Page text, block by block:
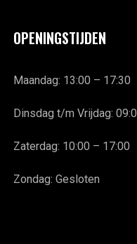
OPENINGSTIJDEN
Maandag: 13:00 – 17:30
Dinsdag t/m Vrijdag:
Zaterdag: 10:00 – 17:00
Zondag: Gesloten